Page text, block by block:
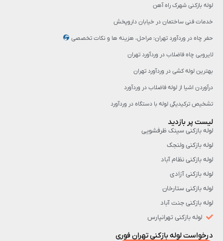
لوله بازکنی شهرک راه آهن
خدمات فنی ساختمان در خیابان داروپخش
حفر چاه در وردآورد تهران: مراحل، هزینه‌ ها و نکات تخصصی
لایروبی چاه فاضلاب در وردآورد تهران
بهترین لوله کشی در وردآورد تهران
درآوردن اشیا از لوله فاضلاب در وردآورد
تشخیص ترکیدیگی لوله با دستگاه در وردآورد
لیست پر بازدید
لوله بازکنی سینک ظرفشویی
لوله بازکنی ولنجک
لوله بازکنی نظام آباد
لوله بازکنی آزادی
لوله بازکنی ستارخان
لوله بازکنی جنت آباد
لوله بازکنی تهرانپارس
درخواست لوله بازکنی تهران فوری